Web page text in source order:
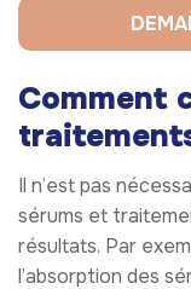
Comment
Il n’est pas
sérums et
résultats. Par
l’absorption des